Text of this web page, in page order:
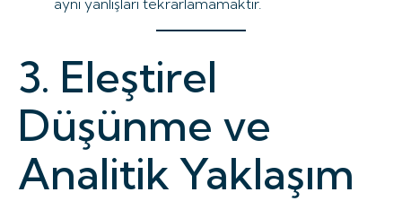
aynı yanlışları tekrarlamamaktır.
3. Eleştirel
Düşünme ve
Analitik Yaklaşım